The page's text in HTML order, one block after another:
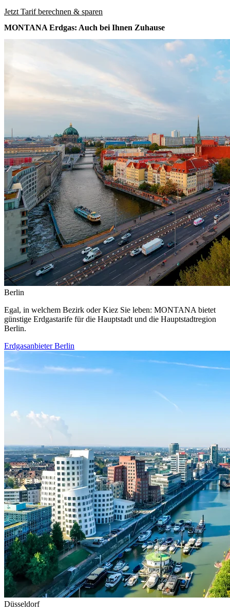
Jetzt Tarif berechnen & sparen
MONTANA Erdgas: Auch bei Ihnen Zuhause
Berlin
Egal, in welchem Bezirk oder Kiez Sie leben: MONTANA bietet
günstige Erdgastarife für die Hauptstadt und die Hauptstadtregion
Berlin.
Erdgasanbieter Berlin
Düsseldorf